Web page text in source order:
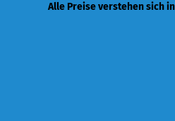
Alle Preise verstehen sich